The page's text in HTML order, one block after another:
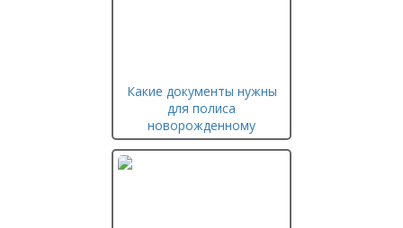
Какие документы нужны
для полиса
новорожденному